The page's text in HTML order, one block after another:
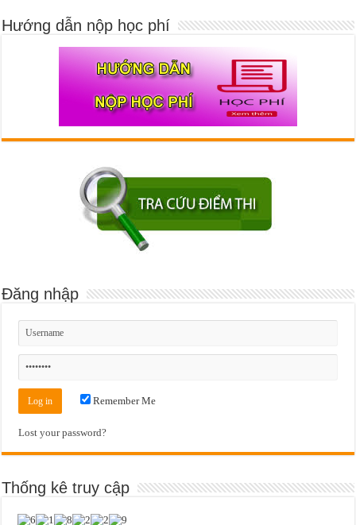
Hướng dẫn nộp học phí
Đăng nhập
Remember Me
Lost your password?
Thống kê truy cập